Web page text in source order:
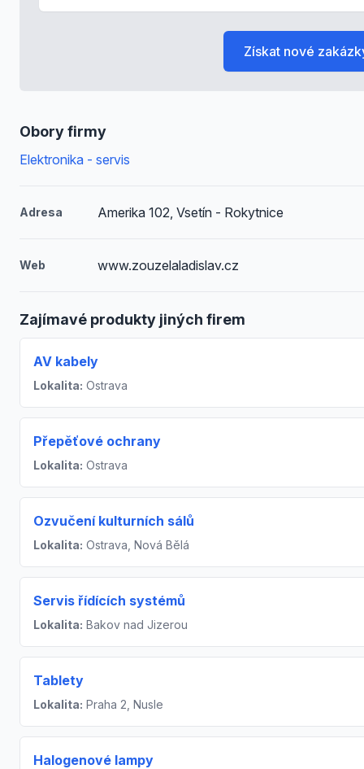
Obory firmy
Elektronika - servis
Adresa Amerika 102, Vsetín - Rokytnice
Web www.zouzelaladislav.cz
Zajímavé produkty jiných firem
AV kabely
Lokalita: Ostrava
Přepěťové ochrany
Lokalita: Ostrava
Ozvučení kulturních sálů
Lokalita: Ostrava, Nová Bělá
Servis řídících systémů
Lokalita: Bakov nad Jizerou
Tablety
Lokalita: Praha 2, Nusle
Halogenové lampy
Získat nové